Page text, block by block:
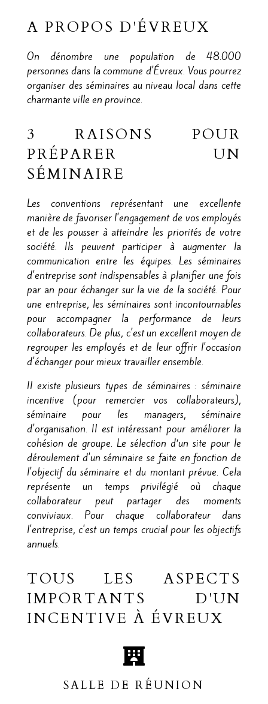
A PROPOS D'ÉVREUX
On dénombre une population de 48.000
personnes dans la commune d'Évreux. Vous pourrez
organiser des séminaires au niveau local dans cette
charmante ville en province.
3 RAISONS POUR
PRÉPARER UN
SÉMINAIRE
Les conventions représentant une excellente
manière de favoriser l'engagement de vos employés
et de les pousser à atteindre les priorités de votre
société. Ils peuvent participer à augmenter la
communication entre les équipes. Les séminaires
d'entreprise sont indispensables à planifier une fois
par an pour échanger sur la vie de la société. Pour
une entreprise, les séminaires sont incontournables
pour accompagner la performance de leurs
collaborateurs. De plus, c'est un excellent moyen de
regrouper les employés et de leur offrir l'occasion
d'échanger pour mieux travailler ensemble.
Il existe plusieurs types de séminaires : séminaire
incentive (pour remercier vos collaborateurs),
séminaire pour les managers, séminaire
d'organisation. Il est intéressant pour améliorer la
cohésion de groupe. Le sélection d’un site pour le
déroulement d'un séminaire se faite en fonction de
l'objectif du séminaire et du montant prévue. Cela
représente un temps privilégié où chaque
collaborateur peut partager des moments
conviviaux. Pour chaque collaborateur dans
l'entreprise, c'est un temps crucial pour les objectifs
annuels.
TOUS LES ASPECTS
IMPORTANTS D'UN
INCENTIVE À ÉVREUX
SALLE DE RÉUNION